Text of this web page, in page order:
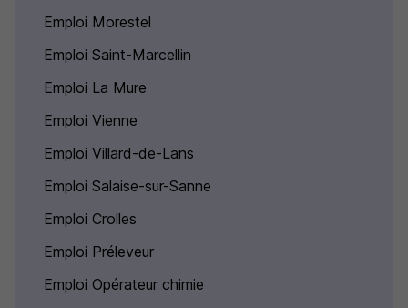
Emploi Morestel
Emploi Saint-Marcellin
Emploi La Mure
Emploi Vienne
Emploi Villard-de-Lans
Emploi Salaise-sur-Sanne
Emploi Crolles
Emploi Préleveur
Emploi Opérateur chimie